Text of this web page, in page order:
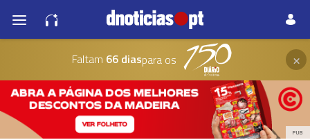
Faltam 66 diaspara os ×
PUB